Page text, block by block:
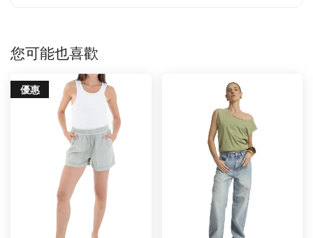
您可能也喜歡
優惠